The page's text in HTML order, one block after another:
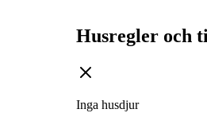
Husregler och
Inga husdjur